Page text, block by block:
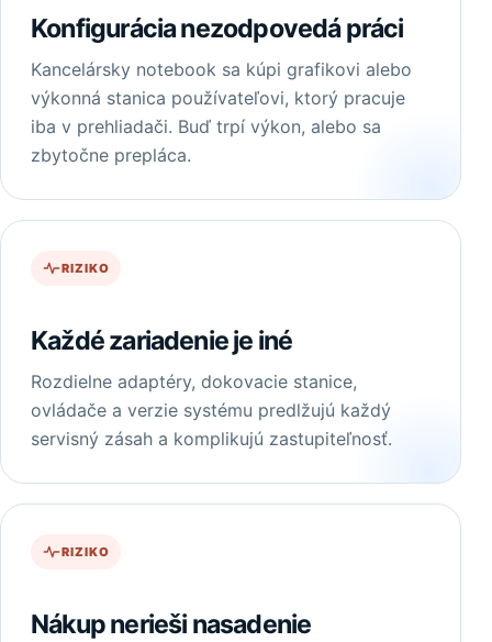
Konfigurácia nezodpovedá práci
Kancelársky notebook sa kúpi grafikovi alebo
výkonná stanica používateľovi, ktorý pracuje
iba v prehliadači. Buď trpí výkon, alebo sa
zbytočne prepláca.
RIZIKO
Každé zariadenie je iné
Rozdielne adaptéry, dokovacie stanice,
ovládače a verzie systému predlžujú každý
servisný zásah a komplikujú zastupiteľnosť.
RIZIKO
Nákup nerieši nasadenie